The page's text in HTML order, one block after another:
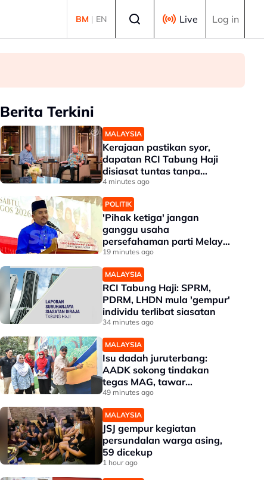
BM | EN Live Log in
Berita Terkini
MALAYSIA
Kerajaan pastikan syor,
dapatan RCI Tabung Haji
disiasat tuntas tanpa
kompromi - PM Anwar
4 minutes ago
POLITIK
'Pihak ketiga' jangan
ganggu usaha
persefahaman parti Melayu
- Asyraf Wajdi
19 minutes ago
MALAYSIA
RCI Tabung Haji: SPRM,
PDRM, LHDN mula 'gempur'
individu terlibat siasatan
34 minutes ago
MALAYSIA
Isu dadah juruterbang:
AADK sokong tindakan
tegas MAG, tawar
kepakaran pemeriksaan
ketat
49 minutes ago
MALAYSIA
JSJ gempur kegiatan
persundalan warga asing,
59 dicekup
1 hour ago